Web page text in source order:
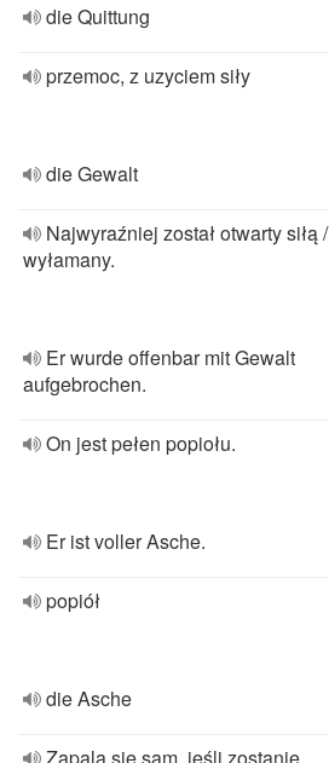
die Quittung
przemoc, z uzyciem siły
die Gewalt
Najwyraźniej został otwarty siłą /
wyłamany.
Er wurde offenbar mit Gewalt
aufgebrochen.
On jest pełen popiołu.
Er ist voller Asche.
popiół
die Asche